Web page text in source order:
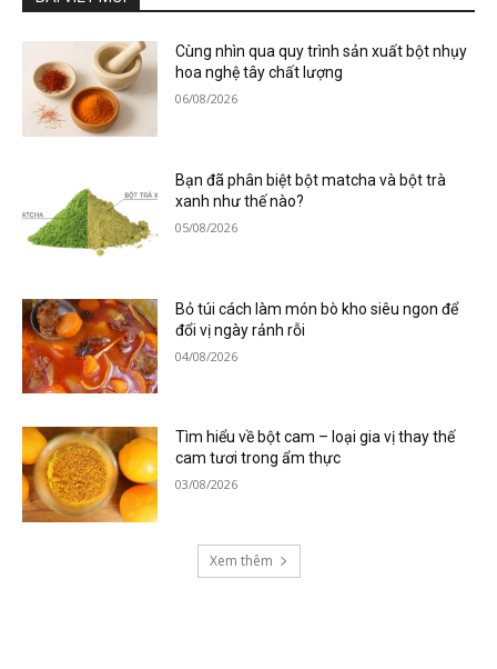
Cùng nhìn qua quy trình sản xuất bột nhụy
hoa nghệ tây chất lượng
06/08/2026
Bạn đã phân biệt bột matcha và bột trà
xanh như thế nào?
05/08/2026
Bỏ túi cách làm món bò kho siêu ngon để
đổi vị ngày rảnh rỗi
04/08/2026
Tìm hiểu về bột cam – loại gia vị thay thế
cam tươi trong ẩm thực
03/08/2026
Xem thêm